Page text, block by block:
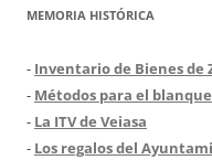
MEMORIA HISTÓRICA
- Inventario de Bienes de
- Métodos para el
- La ITV de Veiasa
- Los regalos del